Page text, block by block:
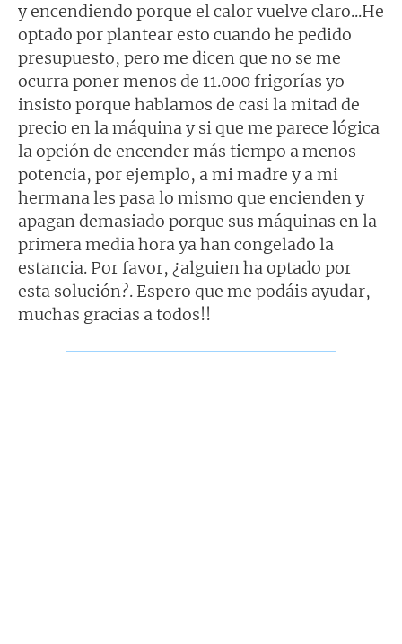
y encendiendo porque el calor vuelve claro...He
optado por plantear esto cuando he pedido
presupuesto, pero me dicen que no se me
ocurra poner menos de 11.000 frigorías yo
insisto porque hablamos de casi la mitad de
precio en la máquina y si que me parece lógica
la opción de encender más tiempo a menos
potencia, por ejemplo, a mi madre y a mi
hermana les pasa lo mismo que encienden y
apagan demasiado porque sus máquinas en la
primera media hora ya han congelado la
estancia. Por favor, ¿alguien ha optado por
esta solución?. Espero que me podáis ayudar,
muchas gracias a todos!!